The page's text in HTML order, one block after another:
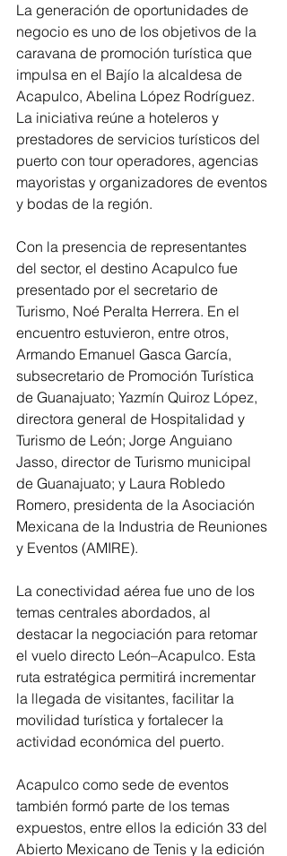
La generación de oportunidades de
negocio es uno de los objetivos de la
caravana de promoción turística que
impulsa en el Bajío la alcaldesa de
Acapulco, Abelina López Rodríguez.
La iniciativa reúne a hoteleros y
prestadores de servicios turísticos del
puerto con tour operadores, agencias
mayoristas y organizadores de eventos
y bodas de la región.
Con la presencia de representantes
del sector, el destino Acapulco fue
presentado por el secretario de
Turismo, Noé Peralta Herrera. En el
encuentro estuvieron, entre otros,
Armando Emanuel Gasca García,
subsecretario de Promoción Turística
de Guanajuato; Yazmín Quiroz López,
directora general de Hospitalidad y
Turismo de León; Jorge Anguiano
Jasso, director de Turismo municipal
de Guanajuato; y Laura Robledo
Romero, presidenta de la Asociación
Mexicana de la Industria de Reuniones
y Eventos (AMIRE).
La conectividad aérea fue uno de los
temas centrales abordados, al
destacar la negociación para retomar
el vuelo directo León–Acapulco. Esta
ruta estratégica permitirá incrementar
la llegada de visitantes, facilitar la
movilidad turística y fortalecer la
actividad económica del puerto.
Acapulco como sede de eventos
también formó parte de los temas
expuestos, entre ellos la edición 33 del
Abierto Mexicano de Tenis y la edición